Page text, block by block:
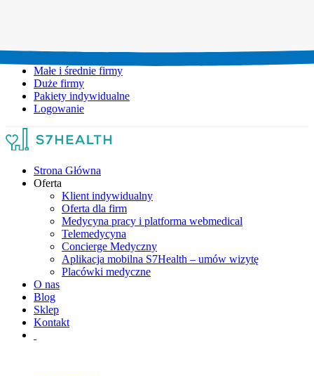
Małe i średnie firmy
Duże firmy
Pakiety indywidualne
Logowanie
Strona Główna
Oferta
Klient indywidualny
Oferta dla firm
Medycyna pracy i platforma webmedical
Telemedycyna
Concierge Medyczny
Aplikacja mobilna S7Health – umów wizytę
Placówki medyczne
O nas
Blog
Sklep
Kontakt